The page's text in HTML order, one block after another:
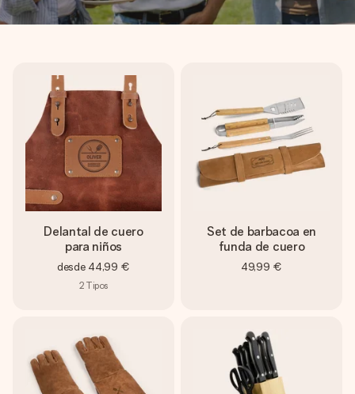
Delantal de cuero
para niños
desde 44,99 €
2 Tipos
Set de barbacoa en
funda de cuero
49,99 €